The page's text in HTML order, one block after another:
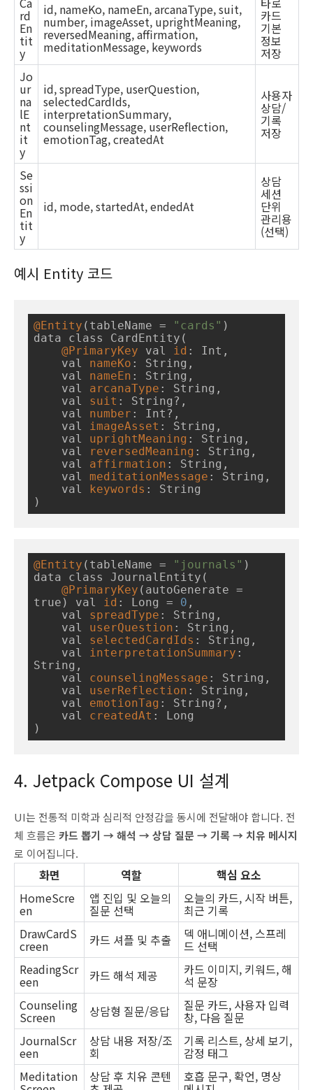
rd
En
tit
y
id, nameKo, nameEn, arcanaType, suit,
number, imageAsset, uprightMeaning,
reversedMeaning, affirmation,
meditationMessage, keywords
카드
기본
정보
저장
Jo
ur
na
lE
nt
it
y
id, spreadType, userQuestion,
selectedCardIds,
interpretationSummary,
counselingMessage, userReflection,
emotionTag, createdAt
사용자
상담/
기록
저장
Se
ssi
on
En
tit
y
id, mode, startedAt, endedAt
상담
세션
단위
관리용
(선택)
예시 Entity 코드
@Entity (tableName = "cards" )
data class CardEntity(
@PrimaryKey val id : Int,
    val
nameKo : String,
    val
nameEn : String,
    val
arcanaType : String,
    val
suit : String?,
    val
number : Int?,
    val
imageAsset : String,
    val
uprightMeaning : String,
    val
reversedMeaning : String,
    val
affirmation : String,
    val
meditationMessage : String,
    val
keywords : String
)
@Entity (tableName = "journals" )
data class JournalEntity(
@PrimaryKey (autoGenerate =
true) val id : Long = 0 ,
    val
spreadType : String,
    val
userQuestion : String,
    val
selectedCardIds : String,
    val
interpretationSummary :
String,
    val
counselingMessage : String,
    val
userReflection : String,
    val
emotionTag : String?,
    val
createdAt : Long
)
4. Jetpack Compose UI 설계
UI는 전통적 미학과 심리적 안정감을 동시에 전달해야 합니다. 전
체 흐름은 카드 뽑기 → 해석 → 상담 질문 → 기록 → 치유 메시지
로 이어집니다.
화면 역할
핵심 요소
HomeScre
en
앱 진입 및 오늘의
질문 선택
오늘의 카드, 시작 버튼,
최근 기록
DrawCardS
creen 카드 셔플 및 추출 덱 애니메이션, 스프레
드 선택
ReadingScr
een 카드 해석 제공 카드 이미지, 키워드, 해
석 문장
Counseling
Screen 상담형 질문/응답 질문 카드, 사용자 입력
창, 다음 질문
JournalScr
een
상담 내용 저장/조
회
기록 리스트, 상세 보기,
감정 태그
Meditation
상담 후 치유 콘텐 호흡 문구, 확언, 명상